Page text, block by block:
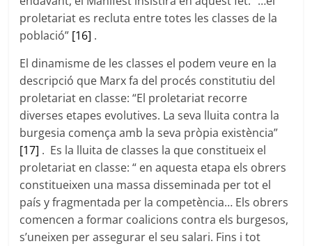
proletariat es recluta entre totes les classes de la
població” [16] .
El dinamisme de les classes el podem veure en la
descripció que Marx fa del procés constitutiu del
proletariat en classe: “El proletariat recorre
diverses etapes evolutives. La seva lluita contra la
burgesia comença amb la seva pròpia existència”
[17] . Es la lluita de classes la que constitueix el
proletariat en classe: “ en aquesta etapa els obrers
constitueixen una massa disseminada per tot el
país y fragmentada per la competència… Els obrers
comencen a formar coalicions contra els burgesos,
s’uneixen per assegurar el seu salari. Fins i tot